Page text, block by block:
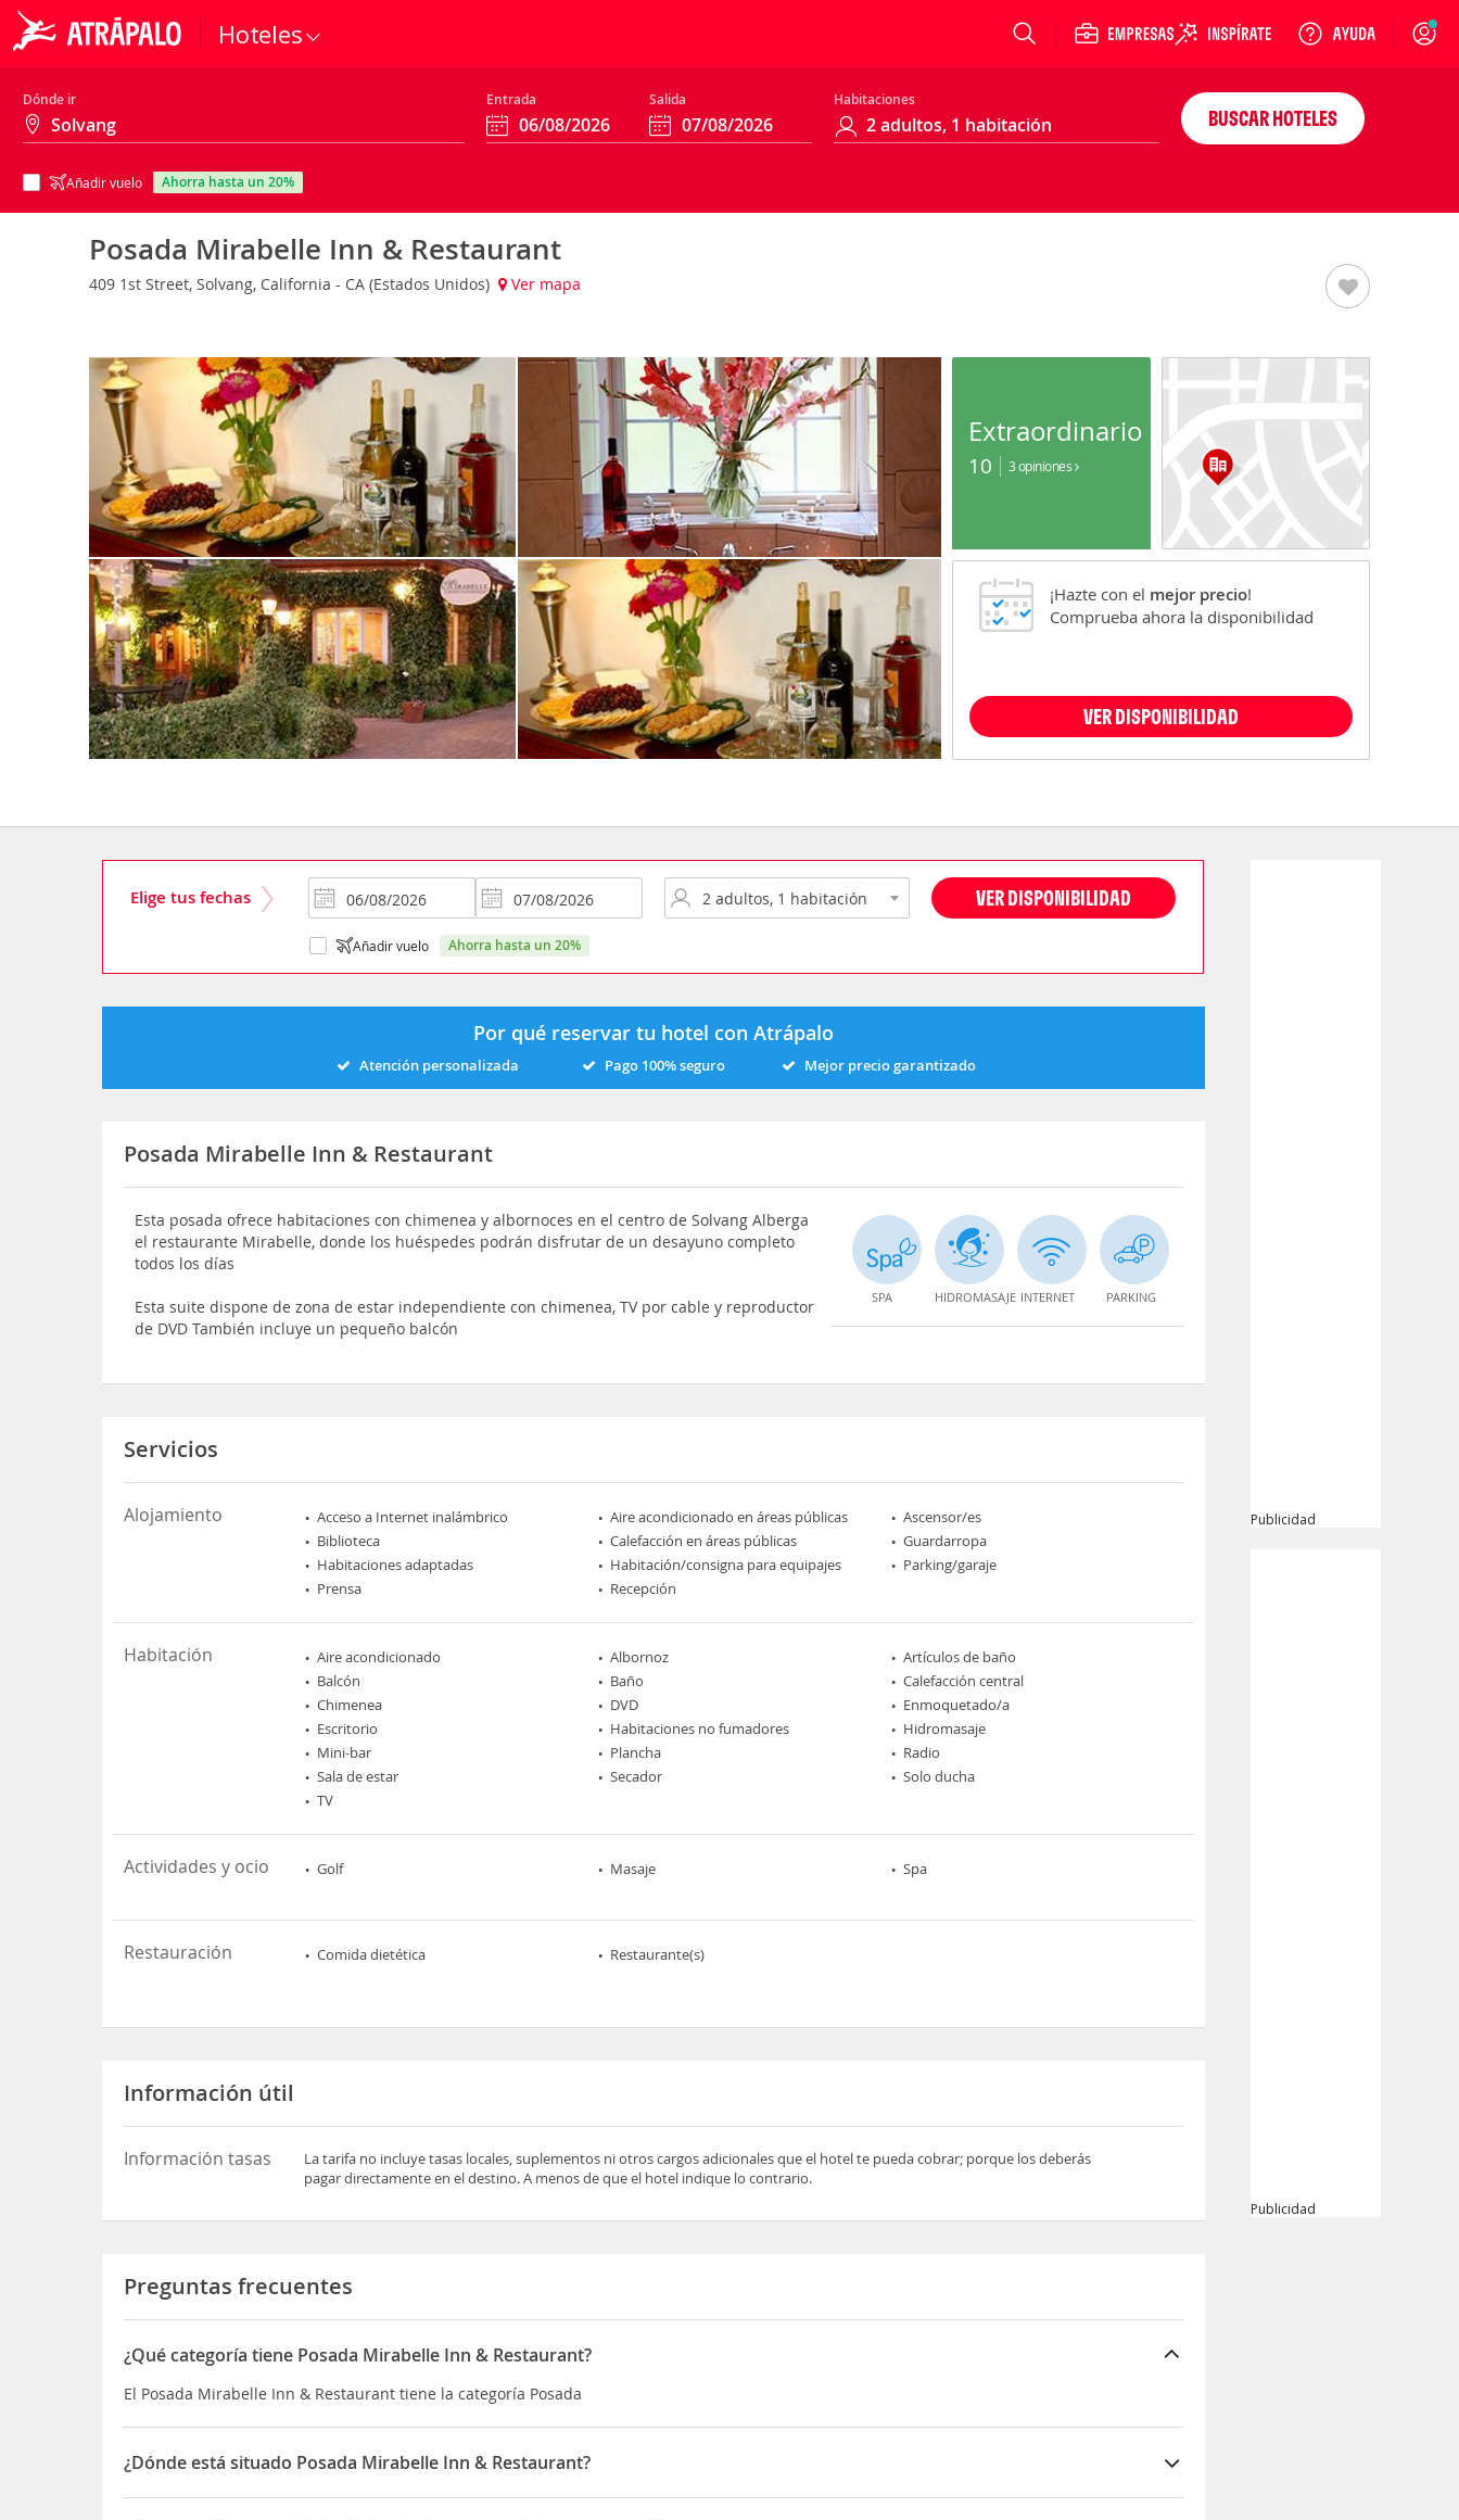
Hoteles Login
Dónde ir Entrada Salida Habitaciones
Añadir vuelo ahorra hasta un 20%
BUSCAR HOTELES
Posada Mirabelle Inn & Restaurant
409 1st Street, Solvang, California - CA (Estados Unidos) Ver mapa
Extraordinario
10 3 opiniones
¡Hazte con el mejor precio!
Comprueba ahora la disponibilidad
VER DISPONIBILIDAD
Elige tus fechas VER DISPONIBILIDAD
Añadir vuelo ahorra hasta un 20%
Por qué reservar tu hotel con Atrápalo
Atención personalizada Pago 100% seguro Mejor precio garantizado
Posada Mirabelle Inn & Restaurant
Esta posada ofrece habitaciones con chimenea y albornoces en el centro de Solvang Alberga
el restaurante Mirabelle, donde los huéspedes podrán disfrutar de un desayuno completo
todos los días
Esta suite dispone de zona de estar independiente con chimenea, TV por cable y reproductor
de DVD También incluye un pequeño balcón
SPA HIDROMASAJE INTERNET PARKING
Servicios
Alojamiento Acceso a Internet inalámbrico Aire acondicionado en áreas públicas
Ascensor/es
Biblioteca
Calefacción en áreas públicas
Guardarropa
Habitaciones adaptadas
Habitación/consigna para equipajes
Parking/garaje
Prensa
Recepción
Habitación Aire acondicionado Albornoz
Artículos de baño
Balcón
Baño
Calefacción central
Chimenea
DVD
Enmoquetado/a
Escritorio
Habitaciones no fumadores
Hidromasaje
Mini-bar
Plancha
Radio
Sala de estar
Secador
Solo ducha
TV
Actividades y ocio Golf Masaje Spa
Restauración Comida dietética Restaurante(s)
Información útil
Información tasas
La tarifa no incluye tasas locales, suplementos ni otros cargos adicionales que el hotel te pueda cobrar; porque los deberás
pagar directamente en el destino. A menos de que el hotel indique lo contrario.
Preguntas frecuentes
¿Qué categoría tiene Posada Mirabelle Inn & Restaurant?
El Posada Mirabelle Inn & Restaurant tiene la categoría Posada
¿Dónde está situado Posada Mirabelle Inn & Restaurant?
El Posada Mirabelle Inn & Restaurant está situado en 409 1st Street
Publicidad
Publicidad